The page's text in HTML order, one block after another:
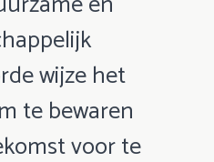
wijze het
te bewaren
voor te